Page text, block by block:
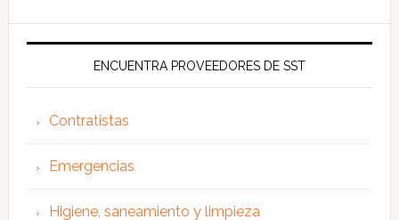
ENCUENTRA PROVEEDORES DE SST
Contratistas
Emergencias
Higiene, saneamiento y limpieza